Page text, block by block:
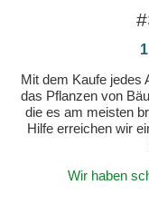
Mit dem Kaufe jedes
das Pflanzen von
die es am meisten
Hilfe erreichen wir
Wir haben